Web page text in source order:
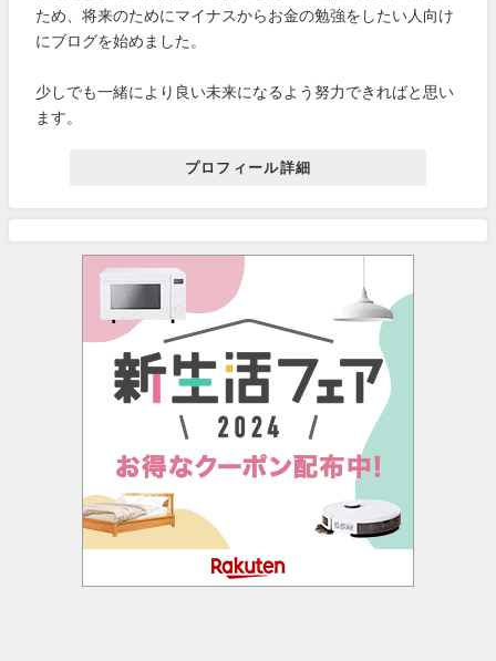
ため、将来のためにマイナスからお金の勉強をしたい人向け
にブログを始めました。
少しでも一緒により良い未来になるよう努力できればと思い
ます。
プロフィール詳細